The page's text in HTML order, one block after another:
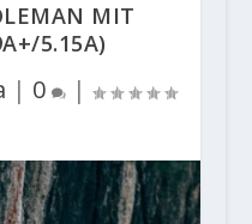
MIT
5.15A)
| 0 |